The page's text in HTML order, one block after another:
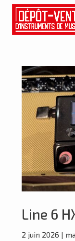
Line 6
2 juin 2026 |